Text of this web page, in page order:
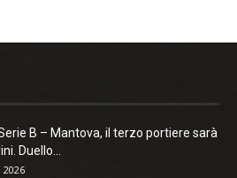
B – Mantova, il terzo portiere sarà
Duello...
2026